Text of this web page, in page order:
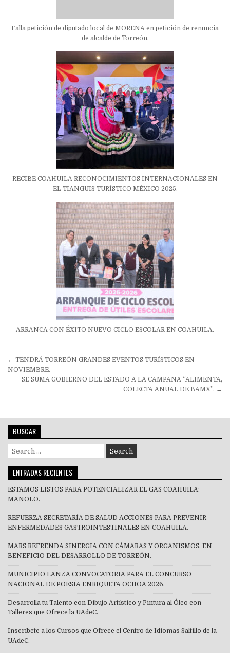
Falla petición de diputado local de MORENA en petición de renuncia
de alcalde de Torreón.
RECIBE COAHUILA RECONOCIMIENTOS INTERNACIONALES EN
EL TIANGUIS TURÍSTICO MÉXICO 2025.
ARRANCA CON ÉXITO NUEVO CICLO ESCOLAR EN COAHUILA.
Navegación
de
entradas
← TENDRÁ TORREÓN GRANDES EVENTOS TURÍSTICOS EN
NOVIEMBRE.
SE SUMA GOBIERNO DEL ESTADO A LA CAMPAÑA “ALIMENTA,
COLECTA ANUAL DE BAMX”. →
BUSCAR
Search
for:
ENTRADAS RECIENTES
ESTAMOS LISTOS PARA POTENCIALIZAR EL GAS COAHUILA:
MANOLO.
REFUERZA SECRETARÍA DE SALUD ACCIONES PARA PREVENIR
ENFERMEDADES GASTROINTESTINALES EN COAHUILA.
MARS REFRENDA SINERGIA CON CÁMARAS Y ORGANISMOS, EN
BENEFICIO DEL DESARROLLO DE TORREÓN.
MUNICIPIO LANZA CONVOCATORIA PARA EL CONCURSO
NACIONAL DE POESÍA ENRIQUETA OCHOA 2026.
Desarrolla tu Talento con Dibujo Artístico y Pintura al Óleo con
Talleres que Ofrece la UAdeC.
Inscríbete a los Cursos que Ofrece el Centro de Idiomas Saltillo de la
UAdeC.